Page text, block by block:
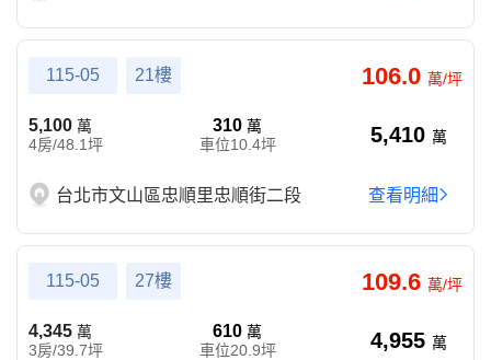
115-05 21樓 106.0 萬/坪
5,100 萬
4房/48.1坪
310萬
車位10.4坪
5,410 萬
台北市文山區忠順里忠順街二段 查看明細
115-05 27樓 109.6 萬/坪
4,345 萬
3房/39.7坪
610萬
車位20.9坪
4,955 萬